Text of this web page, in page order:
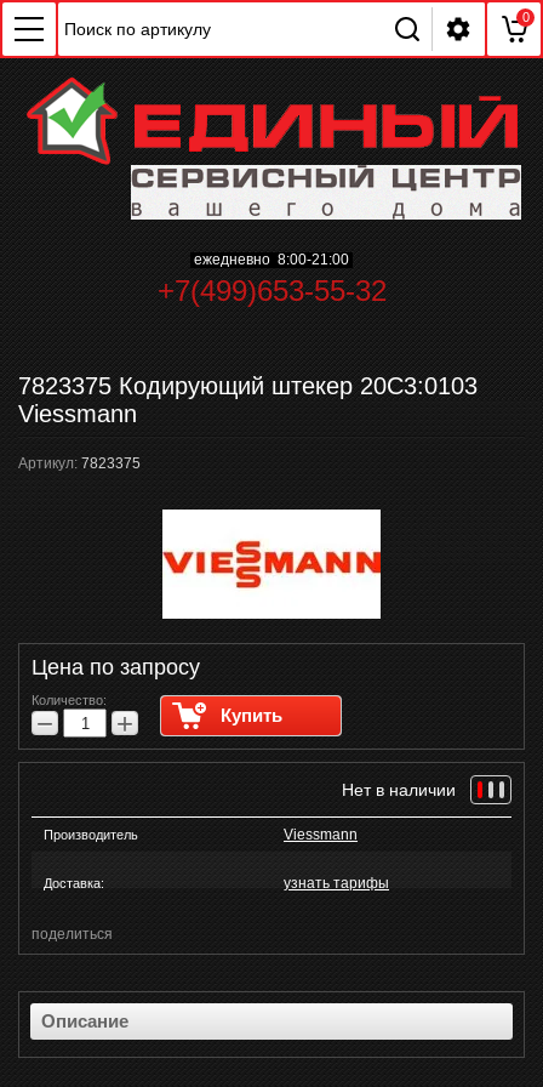
0
ежедневно 8:00-21:00
+7(499)653-55-32
7823375 Кодирующий штекер 20C3:0103
Viessmann
Артикул: 7823375
Цена по запросу
Количество:
− + Купить
Нет в наличии
Производитель Viessmann
Доставка: узнать тарифы
поделиться
Описание
ChatApp
online
Мессенджеры
Свяжитесь с нами через любой удобный
мессенджер!
WhatsApp Telegram